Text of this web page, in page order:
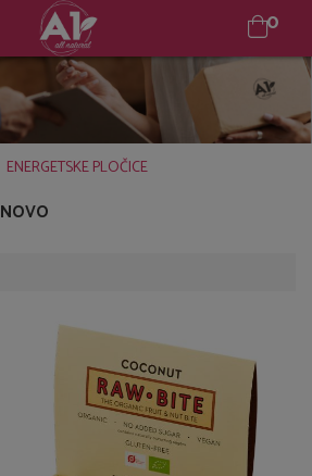
0
ENERGETSKE PLOČICE
NOVO